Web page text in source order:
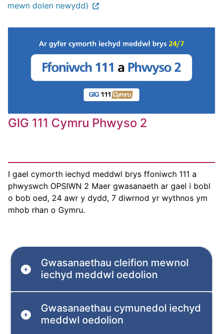
mewn dolen newydd)
GIG 111 Cymru Phwyso 2
I gael cymorth iechyd meddwl brys ffoniwch 111 a
phwyswch OPSIWN 2 Maer gwasanaeth ar gael i bobl
o bob oed, 24 awr y dydd, 7 diwrnod yr wythnos ym
mhob rhan o Gymru.
Gwasanaethau cleifion mewnol
iechyd meddwl oedolion
Gwasanaethau cymunedol iechyd
meddwl oedolion